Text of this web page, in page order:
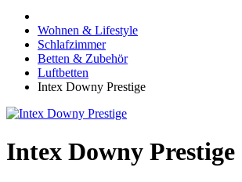
Wohnen & Lifestyle
Schlafzimmer
Betten & Zubehör
Luftbetten
Intex Downy Prestige
Intex Downy Prestige